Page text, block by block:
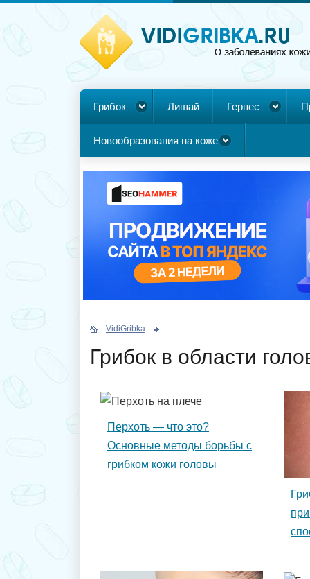
Грибок Лишай Герпес
Новообразования на коже
VidiGribka
Грибок в области
Перхоть — что это?
Основные методы борьбы с
грибком кожи головы